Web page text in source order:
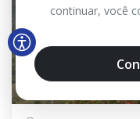
continuar, você